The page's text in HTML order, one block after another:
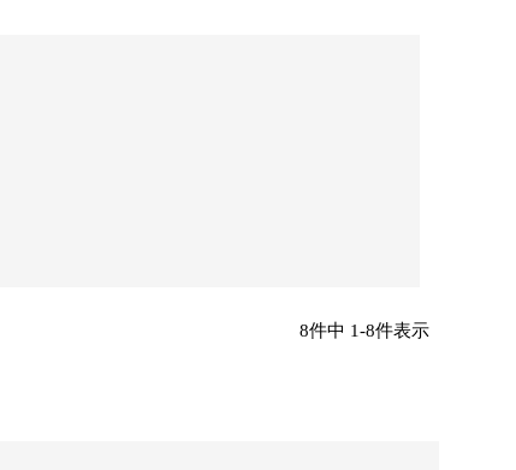
8件中 1-8件表示